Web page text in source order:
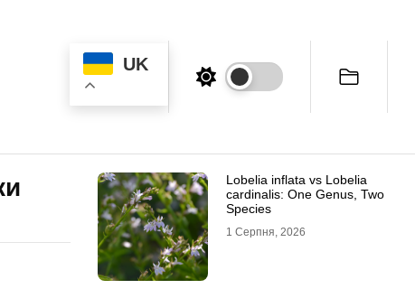
UK
Lobelia inflata vs Lobelia
cardinalis: One Genus, Two
Species
1 Серпня, 2026